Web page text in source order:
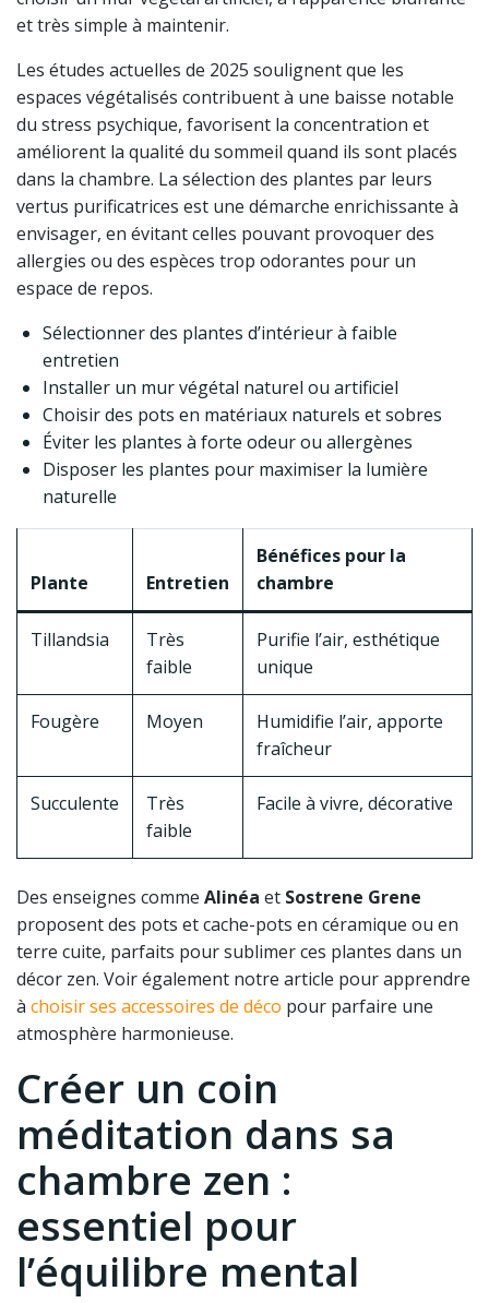
et très simple à maintenir.
Les études actuelles de 2025 soulignent que les
espaces végétalisés contribuent à une baisse notable
du stress psychique, favorisent la concentration et
améliorent la qualité du sommeil quand ils sont placés
dans la chambre. La sélection des plantes par leurs
vertus purificatrices est une démarche enrichissante à
envisager, en évitant celles pouvant provoquer des
allergies ou des espèces trop odorantes pour un
espace de repos.
Sélectionner des plantes d’intérieur à faible
entretien
Installer un mur végétal naturel ou artificiel
Choisir des pots en matériaux naturels et sobres
Éviter les plantes à forte odeur ou allergènes
Disposer les plantes pour maximiser la lumière
naturelle
Plante Entretien
Bénéfices pour la
chambre
Tillandsia
Très
faible
Purifie l’air, esthétique
unique
Fougère Moyen
Humidifie l’air, apporte
fraîcheur
Succulente
Très
faible
Facile à vivre, décorative
Des enseignes comme Alinéa et Sostrene Grene
proposent des pots et cache-pots en céramique ou en
terre cuite, parfaits pour sublimer ces plantes dans un
décor zen. Voir également notre article pour apprendre
à choisir ses accessoires de déco pour parfaire une
atmosphère harmonieuse.
Créer un coin
méditation dans sa
chambre zen :
essentiel pour
l’équilibre mental